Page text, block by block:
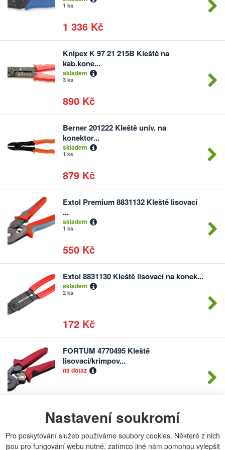
Nastavení soukromí
Pro poskytování služeb používáme soubory cookies. Některé z nich
jsou pro fungování webu nutné, zatímco jiné nám pomohou vylepšit
1 ks
1 336 Kč
Knipex K 97 21 215B Kleště na
kab.kone...
skladem
3 ks
890 Kč
Počet
kusů
Berner 201222 Kleště univ. na
konektor...
skladem
1 ks
879 Kč
Počet
kusů
Extol Premium 8831132 Kleště lisovací
...
skladem
1 ks
550 Kč
Počet
Extol 8831130 Kleště lisovací na konek...
skladem
2 ks
172 Kč
Počet
kusů
FORTUM 4770495 Kleště
lisovací/krimpov...
na dotaz
Počet
kusů
MAGG 1135892 Kleště konektorové
na dotaz kusů